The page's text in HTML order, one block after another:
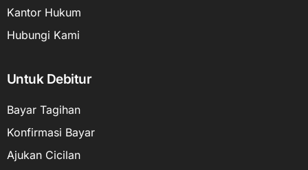
Kantor Hukum
Hubungi Kami
Untuk Debitur
Bayar Tagihan
Konfirmasi Bayar
Ajukan Cicilan